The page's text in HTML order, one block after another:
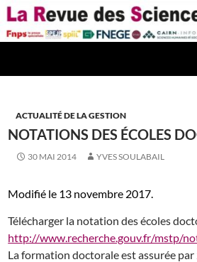
Aller
au
contenu
ACTUALITÉ DE LA GESTION
NOTATIONS DES ÉCOLES
30 MAI 2014 YVES SOULABAIL
Modifié le 13 novembre 2017.
Télécharger la notation des écoles
http://www.recherche.gouv.fr/mstp/
La formation doctorale est assurée